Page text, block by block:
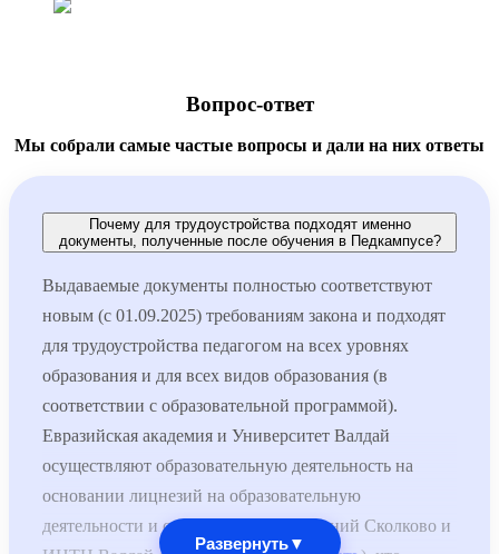
Вопрос-ответ
Мы собрали самые частые вопросы и дали на них ответы
Почему для трудоустройства подходят именно
документы, полученные после обучения в Педкампусе?
Выдаваемые документы полностью соответствуют
новым (с 01.09.2025) требованиям закона и подходят
для трудоустройства педагогом на всех уровнях
образования и для всех видов образования (в
соответствии с образовательной программой).
Евразийская академия и Университет Валдай
осуществляют образовательную деятельность на
основании лицнезий на образовательную
деятельности и специальных разрешений Сколково и
Развернуть▼